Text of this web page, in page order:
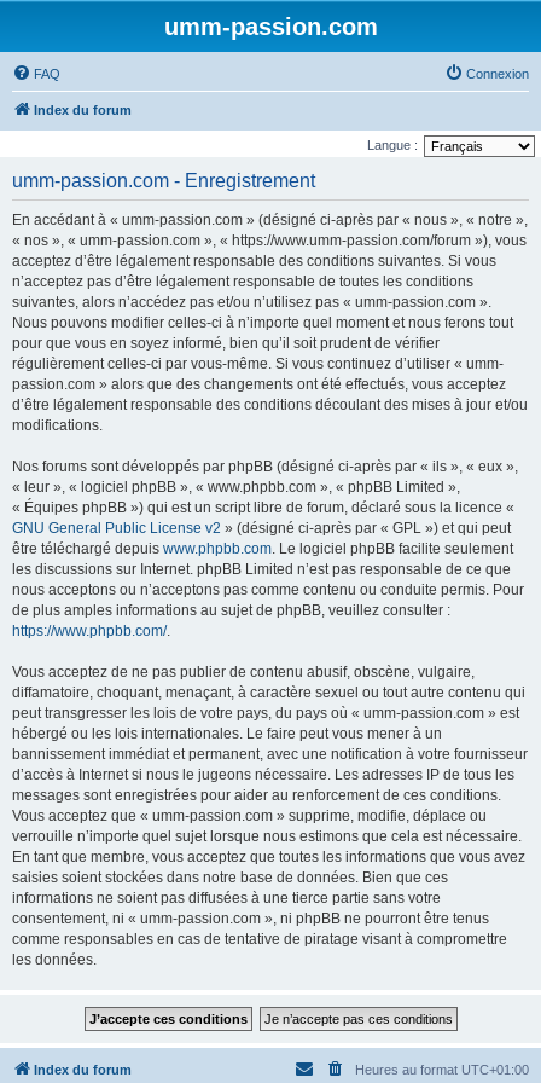
umm-passion.com
FAQ Connexion
Index du forum
Langue :
umm-passion.com - Enregistrement
En accédant à « umm-passion.com » (désigné ci-après par « nous », « notre »,
« nos », « umm-passion.com », « https://www.umm-passion.com/forum »), vous
acceptez d’être légalement responsable des conditions suivantes. Si vous
n’acceptez pas d’être légalement responsable de toutes les conditions
suivantes, alors n’accédez pas et/ou n’utilisez pas « umm-passion.com ».
Nous pouvons modifier celles-ci à n’importe quel moment et nous ferons tout
pour que vous en soyez informé, bien qu’il soit prudent de vérifier
régulièrement celles-ci par vous-même. Si vous continuez d’utiliser « umm-
passion.com » alors que des changements ont été effectués, vous acceptez
d’être légalement responsable des conditions découlant des mises à jour et/ou
modifications.
Nos forums sont développés par phpBB (désigné ci-après par « ils », « eux »,
« leur », « logiciel phpBB », « www.phpbb.com », « phpBB Limited »,
« Équipes phpBB ») qui est un script libre de forum, déclaré sous la licence «
GNU General Public License v2 » (désigné ci-après par « GPL ») et qui peut
être téléchargé depuis www.phpbb.com. Le logiciel phpBB facilite seulement
les discussions sur Internet. phpBB Limited n’est pas responsable de ce que
nous acceptons ou n’acceptons pas comme contenu ou conduite permis. Pour
de plus amples informations au sujet de phpBB, veuillez consulter :
https://www.phpbb.com/.
Vous acceptez de ne pas publier de contenu abusif, obscène, vulgaire,
diffamatoire, choquant, menaçant, à caractère sexuel ou tout autre contenu qui
peut transgresser les lois de votre pays, du pays où « umm-passion.com » est
hébergé ou les lois internationales. Le faire peut vous mener à un
bannissement immédiat et permanent, avec une notification à votre fournisseur
d’accès à Internet si nous le jugeons nécessaire. Les adresses IP de tous les
messages sont enregistrées pour aider au renforcement de ces conditions.
Vous acceptez que « umm-passion.com » supprime, modifie, déplace ou
verrouille n’importe quel sujet lorsque nous estimons que cela est nécessaire.
En tant que membre, vous acceptez que toutes les informations que vous avez
saisies soient stockées dans notre base de données. Bien que ces
informations ne soient pas diffusées à une tierce partie sans votre
consentement, ni « umm-passion.com », ni phpBB ne pourront être tenus
comme responsables en cas de tentative de piratage visant à compromettre
les données.
Index du forum Heures au format UTC+01:00